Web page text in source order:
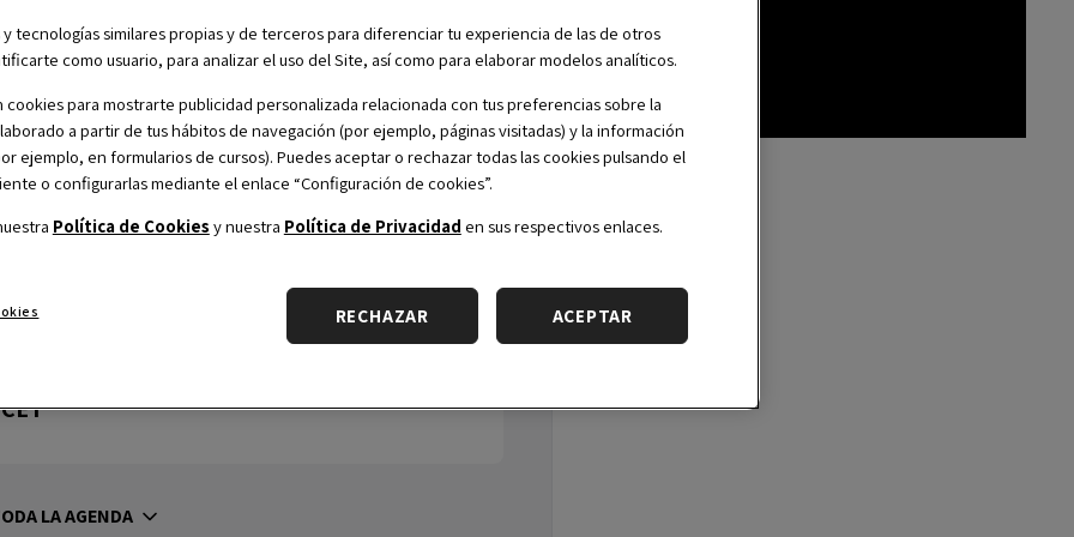
antiguos alumnosde OBS, tiene por objetivo
los procesos de innovación y creación de
y profundizando en las técnicas para
profesionales.
LA AGENDA
Inglés | Español
tecnologías similares propias y de terceros para diferenciar tu experiencia de las de otros
como usuario, para analizar el uso del Site, así como para elaborar modelos analíticos.
cookies para mostrarte publicidad personalizada relacionada con tus preferencias sobre la
a partir de tus hábitos de navegación (por ejemplo, páginas visitadas) y la información
ejemplo, en formularios de cursos). Puedes aceptar o rechazar todas las cookies pulsando el
o configurarlas mediante el enlace “Configuración de cookies”.
Política de Cookies y nuestra Política de Privacidad en sus respectivos enlaces.
RECHAZAR ACEPTAR